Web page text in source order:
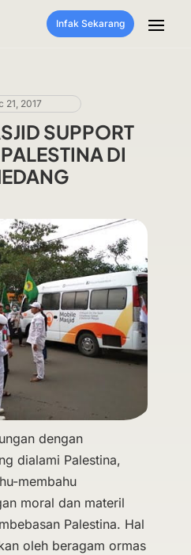
Infak Sekarang
21, 2017
SUPPORT
DI
dengan
dialami Palestina,
membahu
moral dan materil
Palestina. Hal
oleh beragam ormas